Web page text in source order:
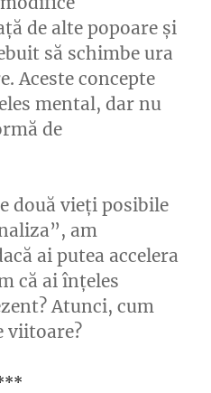
de alte popoare și
să schimbe ura
Aceste concepte
mental, dar nu
de
două vieți posibile
am
ai putea accelera
că ai înțeles
Atunci, cum
viitoare?